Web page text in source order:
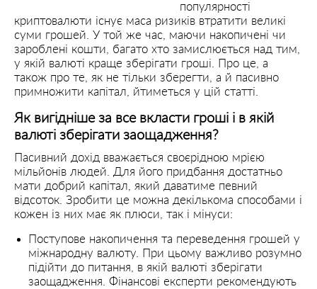
популярності
криптовалюти існує маса ризиків втратити великі
суми грошей. У той же час, маючи накопичені чи
зароблені кошти, багато хто замислюється над тим,
у якій валюті краще зберігати гроші. Про це, а
також про те, як не тільки зберегти, а й пасивно
примножити капітал, йтиметься у цій статті.
Як вигідніше за все вкласти гроші і в якій
валюті зберігати заощадження?
Пасивний дохід вважається своєрідною мрією
мільйонів людей. Для його придбання достатньо
мати добрий капітал, який даватиме певний
відсоток. Зробити це можна декількома способами і
кожен із них має як плюси, так і мінуси:
Поступове накопичення та переведення грошей у
міжнародну валюту. При цьому важливо розумно
підійти до питання, в якій валюті зберігати
заощадження. Фінансові експерти рекомендують